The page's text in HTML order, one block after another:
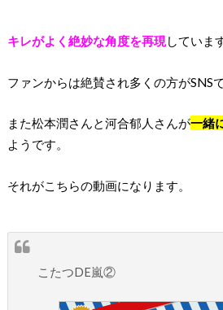
キレがよく絶妙な角度を再現していま
ファンからは絶賛され多くの方がSNS
また松本潤さんと河合郁人さんが一緒
ようです。
それがこちらの動画になります。
こたつDE嵐②